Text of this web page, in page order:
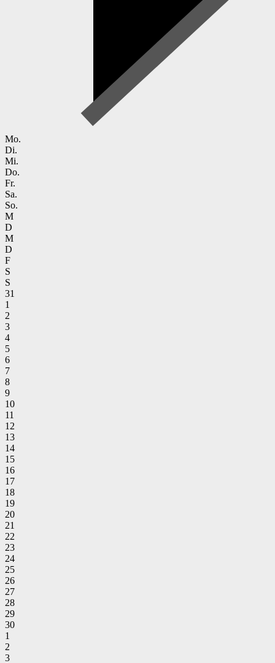
Mo.
Di.
Mi.
Do.
Fr.
Sa.
So.
M
D
M
D
F
S
S
31
1
2
3
4
5
6
7
8
9
10
11
12
13
14
15
16
17
18
19
20
21
22
23
24
25
26
27
28
29
30
1
2
3